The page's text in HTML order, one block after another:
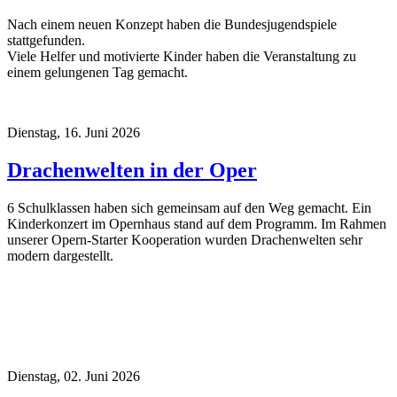
Nach einem neuen Konzept haben die Bundesjugendspiele
stattgefunden.
Viele Helfer und motivierte Kinder haben die Veranstaltung zu
einem gelungenen Tag gemacht.
Dienstag, 16. Juni 2026
Drachenwelten in der Oper
6 Schulklassen haben sich gemeinsam auf den Weg gemacht. Ein
Kinderkonzert im Opernhaus stand auf dem Programm. Im Rahmen
unserer Opern-Starter Kooperation wurden Drachenwelten sehr
modern dargestellt.
Dienstag, 02. Juni 2026